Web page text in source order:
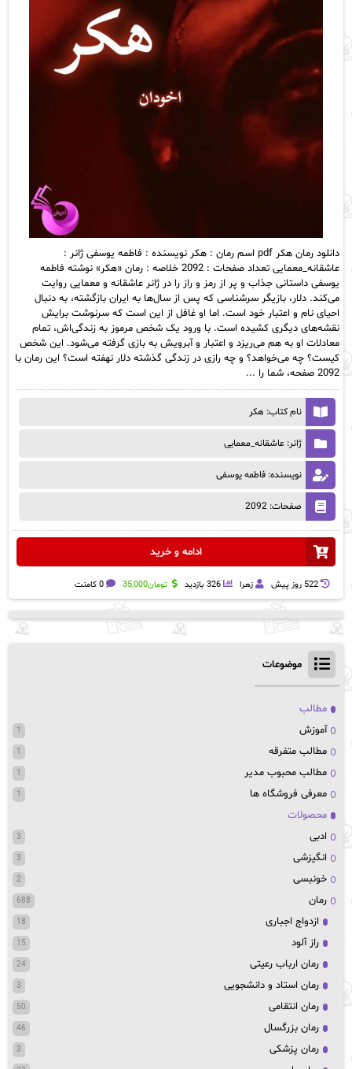
دانلود رمان هکر pdf اسم رمان : هکر نویسنده : فاطمه یوسفی ژانر :
عاشقانه_معمایی تعداد صفحات : 2092 خلاصه : رمان «هکر» نوشته فاطمه
یوسفی داستانی جذاب و پر از رمز و راز را در ژانر عاشقانه و معمایی روایت
می‌کند. دلار، بازیگر سرشناسی که پس از سال‌ها به ایران بازگشته، به دنبال
احیای نام و اعتبار خود است. اما او غافل از این است که سرنوشت برایش
نقشه‌های دیگری کشیده است. با ورود یک شخص مرموز به زندگی‌اش، تمام
معادلات او به هم می‌ریزد و اعتبار و آبرویش به بازی گرفته می‌شود. این شخص
کیست؟ چه می‌خواهد؟ و چه رازی در زندگی گذشته دلار نهفته است؟ این رمان با
2092 صفحه، شما را ...
نام کتاب: هکر
ژانر: عاشقانه_معمایی
نویسنده: فاطمه یوسفی
صفحات: 2092
ادامه و خرید
522 روز پيش زهرا 326 بازدید تومان35,000 0 کامنت
موضوعات
مطالب
آموزش
1
مطالب متفرقه 1
مطالب محبوب مدیر 1
معرفی فروشگاه ها 1
محصولات
ادبی
3
انگیزشی 3
خونبسی 2
رمان 688
ازدواج اجباری 18
راز آلود 15
رمان ارباب رعیتی 24
رمان استاد و دانشجویی 3
رمان انتقامی 50
رمان بزرگسال 46
رمان پزشکی 3